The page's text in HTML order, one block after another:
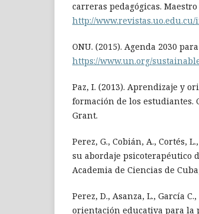
carreras pedagógicas. Maestro
http://www.revistas.uo.edu.cu/
ONU. (2015). Agenda 2030
https://www.un.org/
Paz, I. (2013). Aprendizaje y
formación de los estudiantes.
Grant.
Perez, G., Cobián, A., Cortés,
su abordaje psicoterapéutico
Academia de Ciencias de
Perez, D., Asanza, L., García
orientación educativa para la